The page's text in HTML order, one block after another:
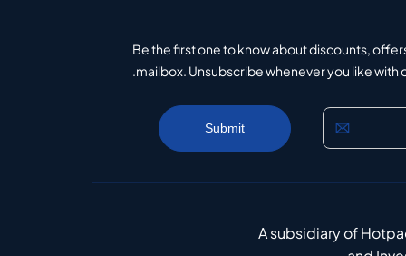
Be the first one to know about discounts,
mailbox. Unsubscribe whenever you like with
A subsidiary of